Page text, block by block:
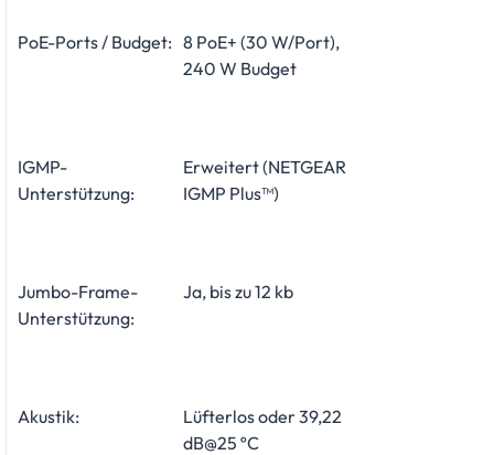
PoE-Ports / Budget: 8 PoE+ (30 W/Port),
240 W Budget
IGMP-
Unterstützung:
Erweitert (NETGEAR
IGMP Plus™)
Jumbo-Frame-
Unterstützung:
Ja, bis zu 12 kb
Akustik:
Lüfterlos oder 39,22
dB@25 ºC